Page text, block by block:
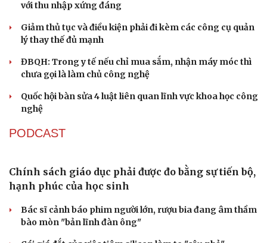
hành chính - chính trị tỉnh
Cà Mau bổ nhiệm 3 phó giám đốc sở
Bổ nhiệm 2 Thứ trưởng Bộ Ngoại giao
Đại tá Lê Hồng Giang giữ chức Phó Giám đốc Công an
Cao Bằng
Sau 1 tháng sáp nhập tổ dân phố: Công nghệ không thể
QUỐC HỘI